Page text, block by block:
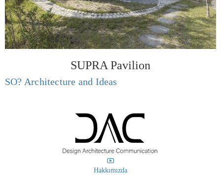
SUPRA Pavilion
SO? Architecture and Ideas
Hakkımızda